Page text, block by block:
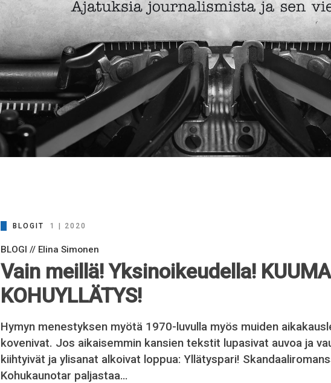
BLOGIT 1 | 2020
BLOGI // Elina Simonen
Vain meillä! Yksinoikeudella! KUUMA
KOHUYLLÄTYS!
Hymyn menestyksen myötä 1970-luvulla myös muiden
kovenivat. Jos aikaisemmin kansien tekstit lupasivat auvoa ja
kiihtyivät ja ylisanat alkoivat loppua: Yllätyspari!
Kohukaunotar paljastaa…